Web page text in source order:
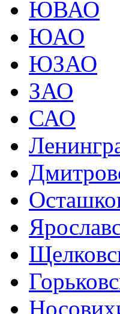
ЮВАО
ЮАО
ЮЗАО
ЗАО
САО